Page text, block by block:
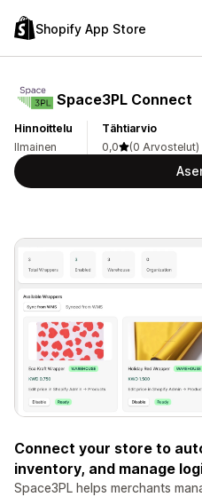
Shopify App Store
Space3PL Connect
Hinnoittelu
Ilmainen
Tähtiarvio
0,0
(0 Arvostelut)
Connect your store to
inventory, and manage
Space3PL helps merchants